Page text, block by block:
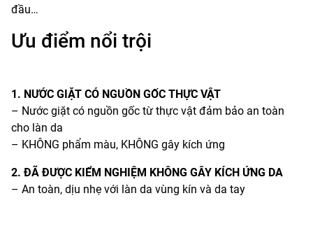
đầu…
Ưu điểm nổi trội
1. NƯỚC GIẶT CÓ NGUỒN GỐC THỰC VẬT
– Nước giặt có nguồn gốc từ thực vật đảm bảo an toàn
cho làn da
– KHÔNG phẩm màu, KHÔNG gây kích ứng
2. ĐÃ ĐƯỢC KIỂM NGHIỆM KHÔNG GÂY KÍCH ỨNG DA
– An toàn, dịu nhẹ với làn da vùng kín và da tay